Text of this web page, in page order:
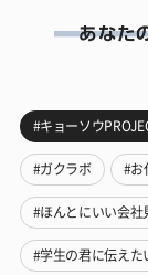
#キョーソウ
#ガクラボ #お
#ほんとにいい会社
#学生の君に伝えた